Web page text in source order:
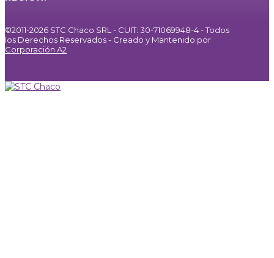
©2011-2026 STC Chaco SRL - CUIT: 30-71069948-4 - Todos
los Derechos Reservados - Creado y Mantenido por
Corporación A2